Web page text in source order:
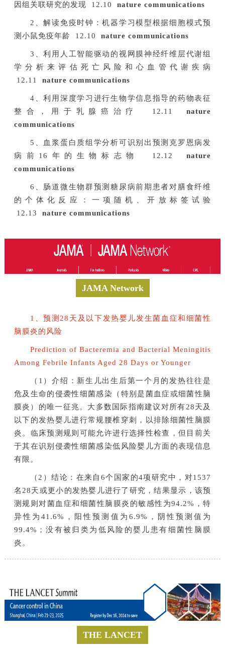
因组关联研究的发现 12.10 nature communications
2、解读免疫时钟：机器学习模型根据细胞模式预
测小鼠免疫年龄 12.10 nature communications
3、利用人工智能驱动的视网膜神经纤维层代谢组
学分析来评估死亡风险和心血管代谢疾病
12.11 nature communications
4、利用深度学习进行生物学信息指导的药物表征
整合，用于乳腺癌治疗 12.11
nature
communications
5、血浆蛋白质组学分析可识别出预测克罗恩病发
病前16年的生物标志物 12.12nature
communications
6、肠道微生物群预测糖尿病前期患者对膳食纤维
的个体化反应：一项随机、开放标签试验
12.13
nature communications
JAMA Network
1、预测28天及以下发热婴儿发生菌血症和细菌性
脑膜炎的风险
Prediction of Bacteremia and Bacterial Meningitis
Among Febrile Infants Aged 28 Days or Younger
（1）介绍：新生儿出生后第一个月的发热往往是
危及生命的侵袭性细菌感染（特别是菌血症或细菌性脑
膜炎）的唯一征兆。大多数国际指南建议对所有28天及
以下的发热婴儿进行常规腰椎穿刺，以排除细菌性脑膜
炎。临床预测规则可能允许进行选择性检查，但目前关
于其在识别侵袭性细菌感染低风险婴儿方面的表现信息
有限。
（2）结论：在来自6个国家的4项研究中，对1537
名28天或更小的发热婴儿进行了研究，结果显示，该预
测规则对菌血症和细菌性脑膜炎的敏感性为94.2%，特
异性为41.6%，阳性预测值为6.9%，阴性预测值为
99.4%；没有被归类为低风险的婴儿患有细菌性脑膜
炎。
THE LANCET